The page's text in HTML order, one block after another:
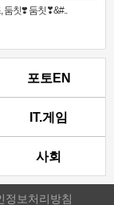
둠칫❣️ 둠칫❣&#..
포토EN
IT.게임
사회
정보처리방침